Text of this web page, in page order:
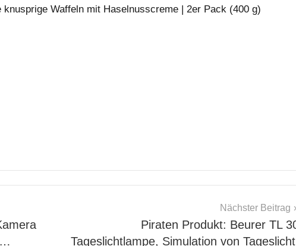
Waffeln mit Haselnusscreme | 2er Pack (400 g)
Nächster Beitrag
Piraten Produkt: Beurer TL
Tageslichtlampe, Simulation von